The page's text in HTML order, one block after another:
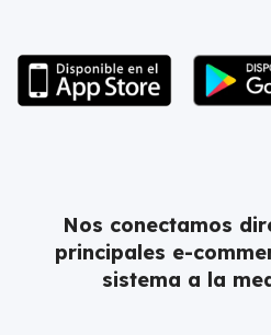
Nos conectamos
principales e-
sistema a la